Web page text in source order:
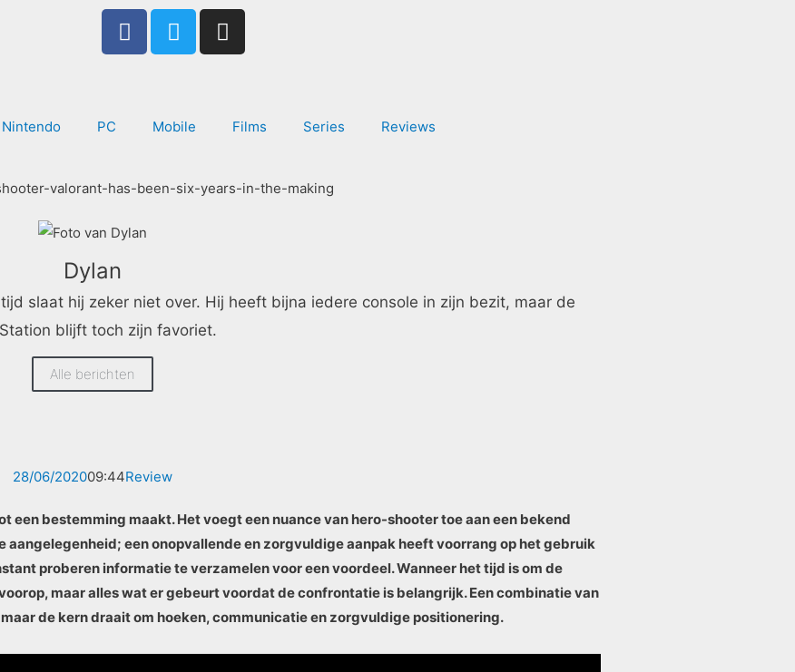
F
a
k
-
f
T
w
e
I
n
g
a
m
Nintendo PC Mobile Films Series Reviews
Dylan
tijd slaat hij zeker niet over. Hij heeft bijna iedere console in zijn bezit, maar de
blijft toch zijn favoriet.
Alle berichten
28/06/202009:44Review
bestemming maakt. Het voegt een nuance van hero-shooter toe aan een bekend
een onopvallende en zorgvuldige aanpak heeft voorrang op het gebruik
proberen informatie te verzamelen voor een voordeel. Wanneer het tijd is om de
maar alles wat er gebeurt voordat de confrontatie is belangrijk. Een combinatie van
de kern draait om hoeken, communicatie en zorgvuldige positionering.